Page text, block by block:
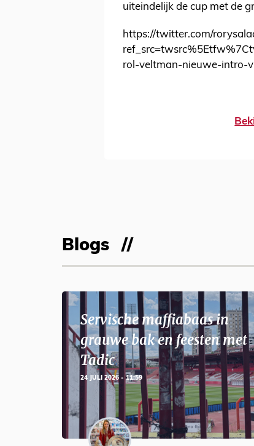
uiteindelijk de cup met de
https://twitter.com/
rol-veltman-nieuwe-intro-
Blogs
Servische maffiabaas in
grauwe bak en feesten met
Tadic
24 JULI 2026 - 11:59